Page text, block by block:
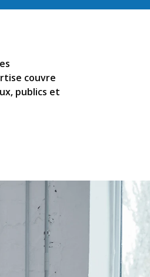
couvre
publics et